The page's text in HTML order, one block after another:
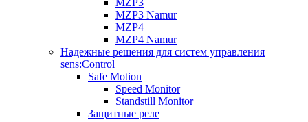
MZP3
MZP3 Namur
MZP4
MZP4 Namur
Надежные решения для систем управления
sens:Control
Safe Motion
Speed Monitor
Standstill Monitor
Защитные реле